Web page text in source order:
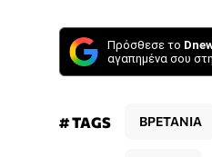
Πρόσθεσε το
αγαπημένα σου
# TAGS ΒΡΕΤΑΝΙΑ